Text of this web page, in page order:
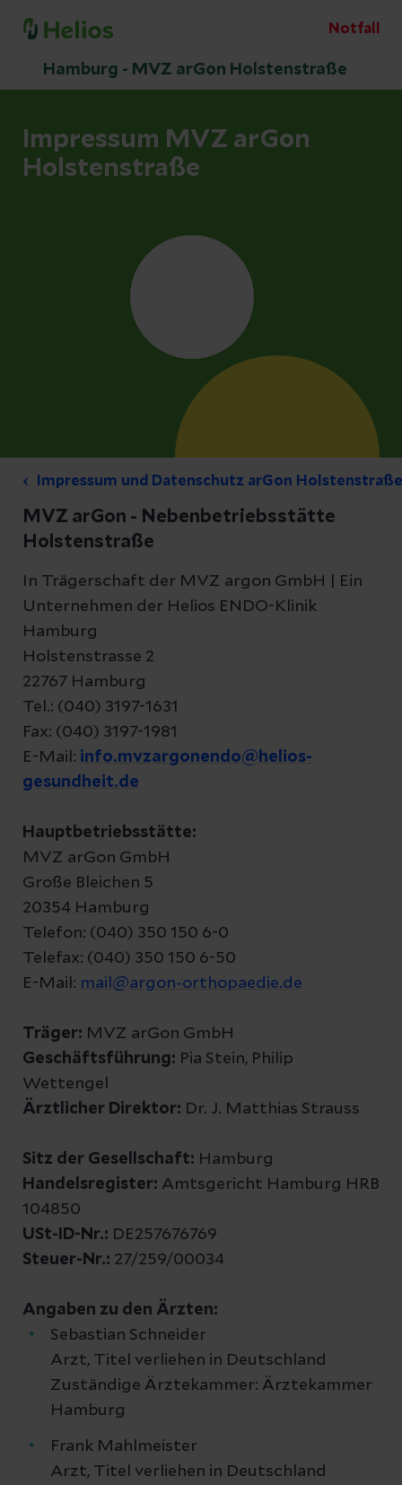
Notfall
Hamburg - MVZ arGon Holstenstraße
Impressum MVZ arGon
Holstenstraße
Impressum und Datenschutz arGon Holstenstraße
MVZ arGon - Nebenbetriebsstätte
Holstenstraße
In Trägerschaft der MVZ argon GmbH | Ein
Unternehmen der Helios ENDO-Klinik
Hamburg
Holstenstrasse 2
22767 Hamburg
Tel.: (040) 3197-1631
Fax: (040) 3197-1981
E-Mail: info.mvzargonendo@helios-
gesundheit.de
Hauptbetriebsstätte:
MVZ arGon GmbH
Große Bleichen 5
20354 Hamburg
Telefon: (040) 350 150 6-0
Telefax: (040) 350 150 6-50
E-Mail: mail@argon-orthopaedie.de
Träger: MVZ arGon GmbH
Geschäftsführung: Pia Stein, Philip
Wettengel
Ärztlicher Direktor: Dr. J. Matthias Strauss
Sitz der Gesellschaft: Hamburg
Handelsregister: Amtsgericht Hamburg HRB
104850
USt-ID-Nr.: DE257676769
Steuer-Nr.: 27/259/00034
Angaben zu den Ärzten:
Sebastian Schneider
Arzt, Titel verliehen in Deutschland
Zuständige Ärztekammer: Ärztekammer
Hamburg
Frank Mahlmeister
Arzt, Titel verliehen in Deutschland